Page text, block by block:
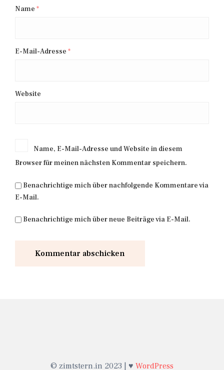
Name *
E-Mail-Adresse *
Website
Name, E-Mail-Adresse und Website in diesem
Browser für meinen nächsten Kommentar speichern.
Benachrichtige mich über nachfolgende Kommentare via
E-Mail.
Benachrichtige mich über neue Beiträge via E-Mail.
© zimtstern.in 2023 | ♥ WordPress